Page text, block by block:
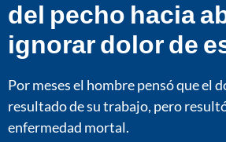
del pecho hacia
ignorar dolor de
Por meses el hombre pensó que el
resultado de su trabajo, pero
enfermedad mortal.